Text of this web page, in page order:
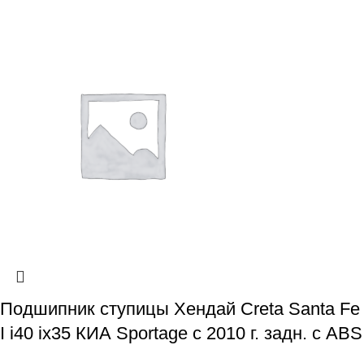
Подшипник ступицы Хендай Creta Santa Fe
I i40 ix35 КИА Sportage с 2010 г. задн. с ABS